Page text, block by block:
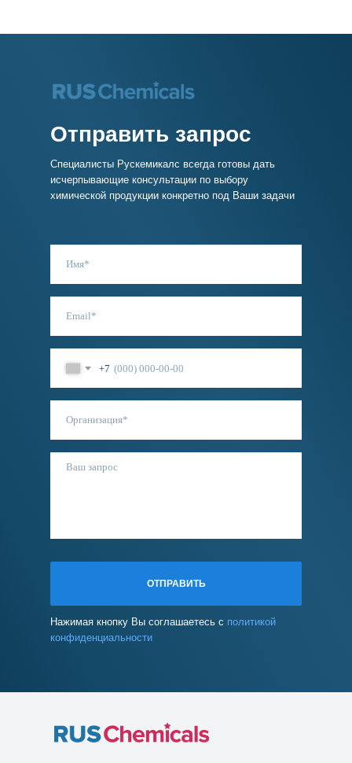
Отправить запрос
Специалисты Рускемикалс всегда готовы дать
исчерпывающие консультации по выбору
химической продукции конкретно под Ваши задачи
ОТПРАВИТЬ
Нажимая кнопку Вы соглашаетесь с политикой
конфиденциальности
+7